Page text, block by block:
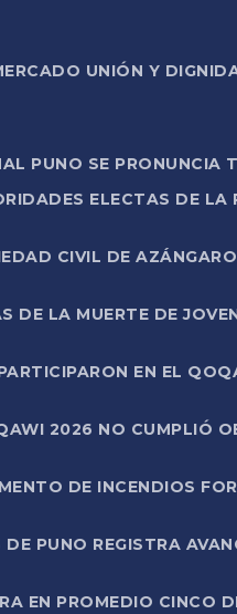
UNIÓN Y
PUNO SE
ELECTAS DE LA
CIVIL DE
DE LA MUERTE DE
EN EL
2026 NO CUMPLIÓ
DE INCENDIOS
PUNO REGISTRA
EN PROMEDIO CINCO